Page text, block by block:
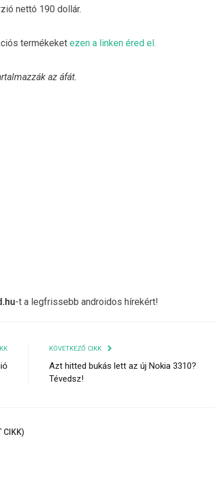
nettó 190 dollár.
termékeket ezen a linken éred el.
az áfát.
-t a legfrissebb androidos hírekért!
KÖVETKEZŐ CIKK
Azt hitted bukás lett az új Nokia 3310?
Tévedsz!
CIKK)